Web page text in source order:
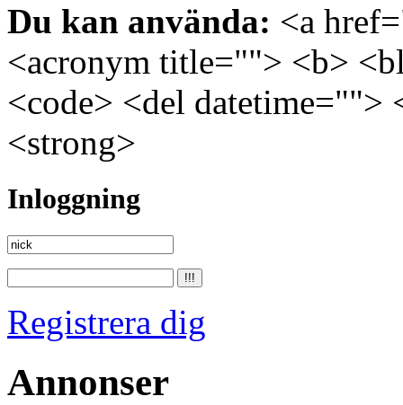
Du kan använda: <a
<acronym title=""> <b>
<code> <del
<strong>
Inloggning
Registrera dig
Annonser